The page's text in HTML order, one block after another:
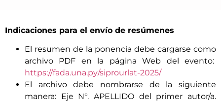
Indicaciones para el envío de resúmenes
El resumen de la ponencia debe cargarse como
archivo PDF en la página Web del evento:
https://fada.una.py/siprourlat-2025/
El archivo debe nombrarse de la siguiente
manera: Eje N°. APELLIDO del primer autor/a.